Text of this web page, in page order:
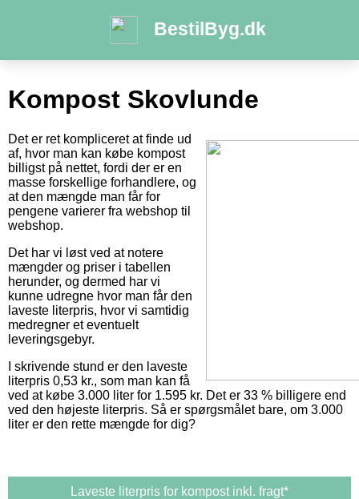
BestilByg.dk
Kompost Skovlunde
Det er ret kompliceret at finde ud
af, hvor man kan købe kompost
billigst på nettet, fordi der er en
masse forskellige forhandlere, og
at den mængde man får for
pengene varierer fra webshop til
webshop.
Det har vi løst ved at notere
mængder og priser i tabellen
herunder, og dermed har vi
kunne udregne hvor man får den
laveste literpris, hvor vi samtidig
medregner et eventuelt
leveringsgebyr.
I skrivende stund er den laveste
literpris 0,53 kr., som man kan få
ved at købe 3.000 liter for 1.595 kr. Det er 33 % billigere end
ved den højeste literpris. Så er spørgsmålet bare, om 3.000
liter er den rette mængde for dig?
Laveste literpris for kompost inkl. fragt*